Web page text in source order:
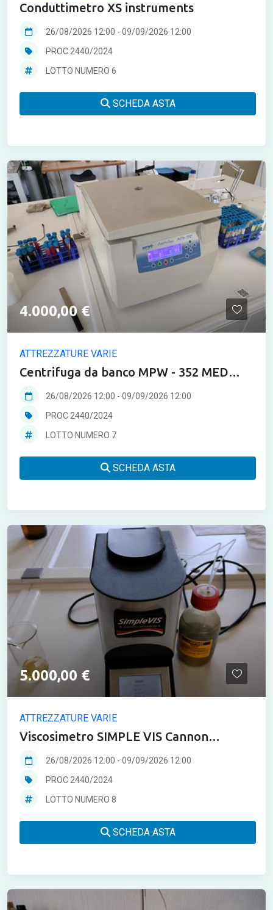
Conduttimetro XS instruments
26/08/2026 12:00 - 09/09/2026 12:00
PROC 2440/2024
LOTTO NUMERO 6
SCHEDA ASTA
4.000,00 €
ATTREZZATURE VARIE
Centrifuga da banco MPW - 352 MED
instruments
26/08/2026 12:00 - 09/09/2026 12:00
PROC 2440/2024
LOTTO NUMERO 7
SCHEDA ASTA
5.000,00 €
ATTREZZATURE VARIE
Viscosimetro SIMPLE VIS Cannon
instruments
26/08/2026 12:00 - 09/09/2026 12:00
PROC 2440/2024
LOTTO NUMERO 8
SCHEDA ASTA